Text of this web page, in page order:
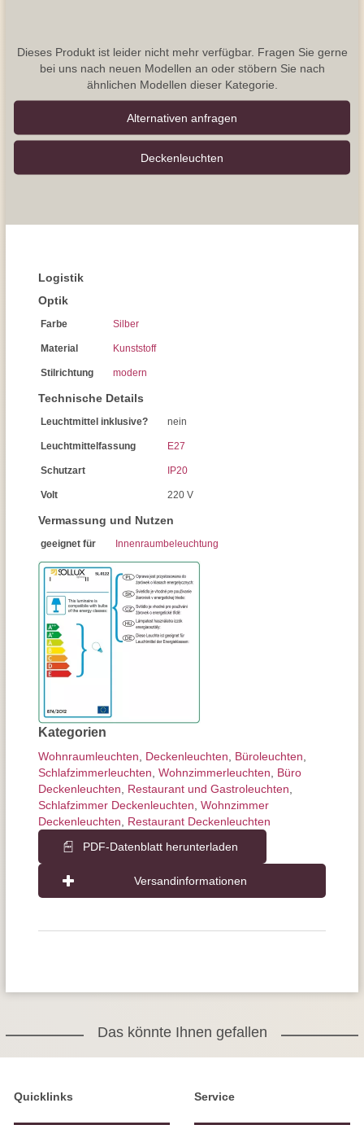
Dieses Produkt ist leider nicht mehr verfügbar. Fragen Sie gerne
bei uns nach neuen Modellen an oder stöbern Sie nach
ähnlichen Modellen dieser Kategorie.
Alternativen anfragen
Decken­leuchten
Kategorien
Wohnraum­leuchten Decken­leuchten Büroleuchten
Schlafzimmer­leuchten Wohnzimmer­leuchten
Büro
Deckenleuchten
Restaurant und Gastroleuchten
Schlafzimmer Deckenleuchten Wohnzimmer
Deckenleuchten
Restaurant Deckenleuchten
PDF-Datenblatt herunterladen
Versandinformationen
Logistik
Optik
Farbe Silber
Material Kunststoff
Stilrichtung modern
Technische Details
Leuchtmittel inklusive? nein
Leuchtmittelfassung E27
Schutzart IP20
Volt 220 V
Vermassung und Nutzen
geeignet für Innenraumbeleuchtung
Das könnte Ihnen gefallen
Quicklinks Service